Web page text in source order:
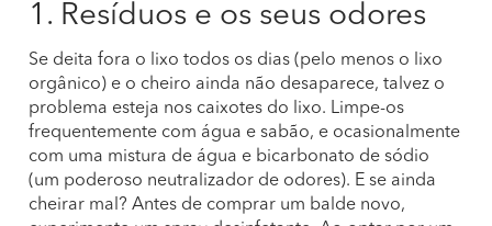
1. Resíduos e os seus odores
Se deita fora o lixo todos os dias (pelo menos o lixo
orgânico) e o cheiro ainda não desaparece, talvez o
problema esteja nos caixotes do lixo. Limpe-os
frequentemente com água e sabão, e ocasionalmente
com uma mistura de água e bicarbonato de sódio
(um poderoso neutralizador de odores). E se ainda
cheirar mal? Antes de comprar um balde novo,